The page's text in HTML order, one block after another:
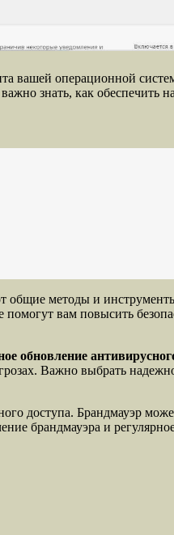
вашей операционной
знать, как
общие методы и
вам повысить
обновление
Важно выбрать
доступа. Брандмауэр
брандмауэра и